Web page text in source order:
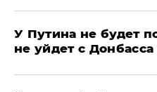
У Путина не будет
не уйдет с